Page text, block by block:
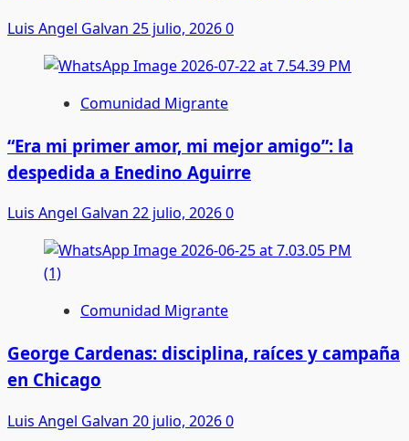
Luis Angel Galvan 25 julio, 20260
Comunidad Migrante
“Era mi primer amor, mi mejor amigo”: la
despedida a Enedino Aguirre
Luis Angel Galvan 22 julio, 20260
Comunidad Migrante
George Cardenas: disciplina, raíces y campaña
en Chicago
Luis Angel Galvan 20 julio, 20260